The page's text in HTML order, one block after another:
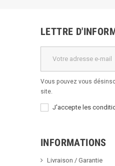
LETTRE
Vous pouvez vous
site.
J'accepte les
INFORMATIONS
Livraison / Garantie